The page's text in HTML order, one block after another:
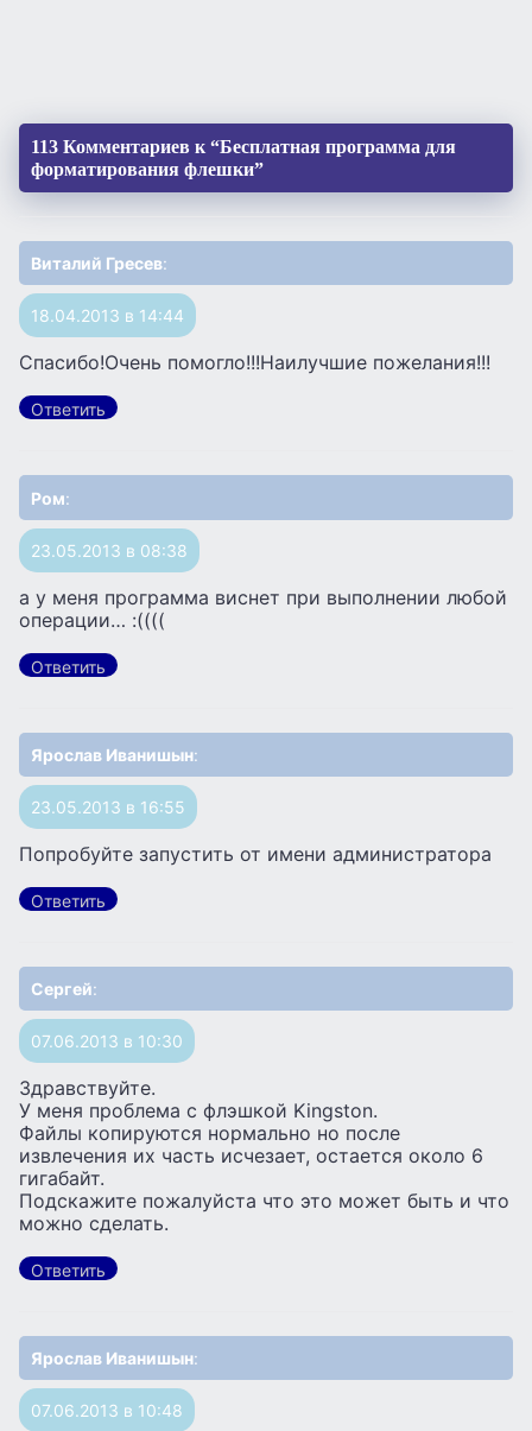
113 Комментариев к “Бесплатная программа для
форматирования флешки”
Виталий Гресев:
18.04.2013 в 14:44
Спасибо!Очень помогло!!!Наилучшие пожелания!!!
Ответить
Ром:
23.05.2013 в 08:38
а у меня программа виснет при выполнении любой
операции… :((((
Ответить
Ярослав Иванишын:
23.05.2013 в 16:55
Попробуйте запустить от имени администратора
Ответить
Сергей:
07.06.2013 в 10:30
Здравствуйте.
У меня проблема с флэшкой Kingston.
Файлы копируются нормально но после
извлечения их часть исчезает, остается около 6
гигабайт.
Подскажите пожалуйста что это может быть и что
можно сделать.
Ответить
Ярослав Иванишын:
07.06.2013 в 10:48